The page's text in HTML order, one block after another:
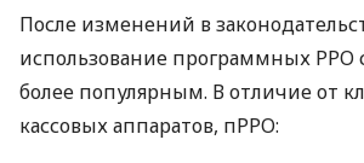
После изменений в
использование программных РРО
более популярным. В отличие от
кассовых аппаратов, пРРО: